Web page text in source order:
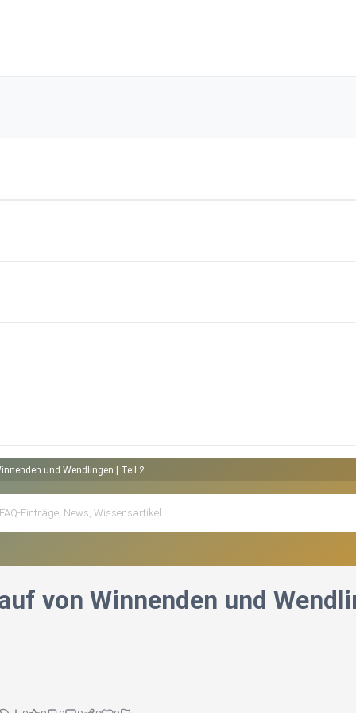
und Wendlingen | Teil 2
von Winnenden und